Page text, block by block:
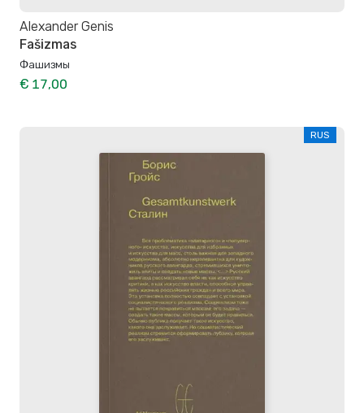
Alexander Genis
Fašizmas
Фашизмы
€ 17,00
RUS